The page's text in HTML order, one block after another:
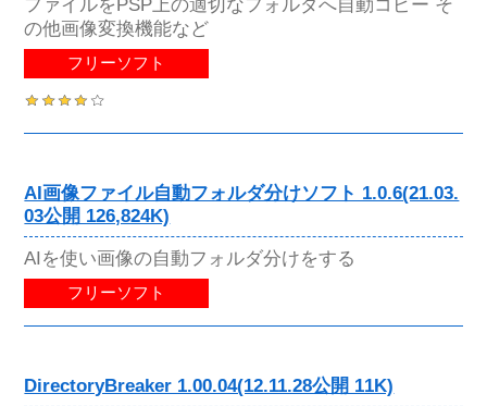
の他画像変換機能など
フリーソフト
AI画像ファイル自動フォルダ分けソフト 1.0.6(21.03.
03公開 126,824K)
AIを使い画像の自動フォルダ分けをする
フリーソフト
DirectoryBreaker 1.00.04(12.11.28公開 11K)